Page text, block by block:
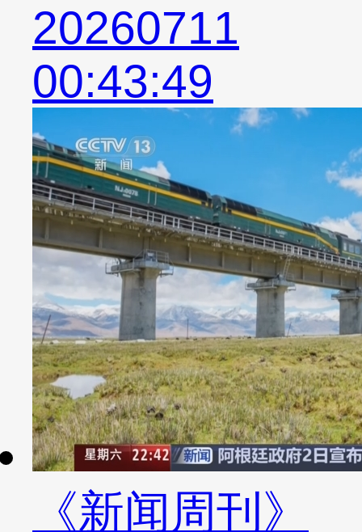
20260711
00:43:49
《新闻周刊》